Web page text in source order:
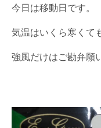
今日は移動日です。
気温はいくら寒くて
強風だけはご勘弁願